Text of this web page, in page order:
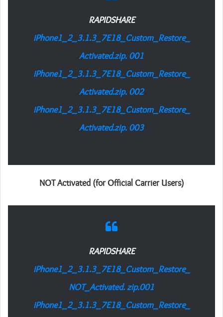
RAPIDSHARE
iPhone1_2_3.1.3_7E18_Custom_Restore_
Activated.zip. 001
iPhone1_2_3.1.3_7E18_Custom_Restore_
Activated.zip. 002
iPhone1_2_3.1.3_7E18_Custom_Restore_
Activated.zip. 003
NOT Activated (for Official Carrier Users)
RAPIDSHARE
iPhone1_2_3.1.3_7E18_Custom_Restore_
NOT_Activated. zip.001
iPhone1_2_3.1.3_7E18_Custom_Restore_